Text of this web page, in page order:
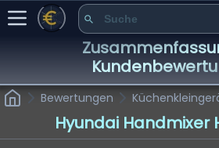
Bewertungen
Hyundai Handmixer